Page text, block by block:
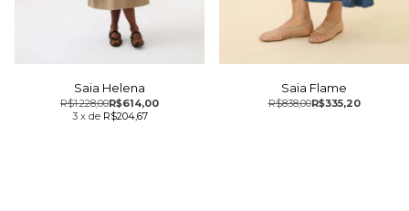
Saia Helena
R$614,00
R$1.228,00
3 x de R$204,67
Saia Flame
R$335,20
R$838,00